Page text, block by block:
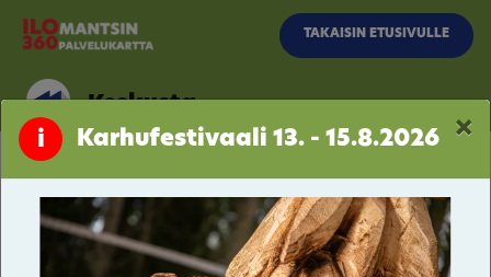
TAKAISIN ETUSIVULLE
Keskusta
Keskusta
i Karhufestivaali 13. - 15.8.2026 ×